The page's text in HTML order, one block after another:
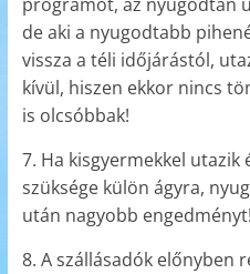
de aki a nyugodtabb
vissza a téli időjárástól,
kívül, hiszen ekkor nincs
is olcsóbbak!
7. Ha kisgyermekkel utazik
szüksége külön ágyra,
után nagyobb engedményt!
8. A szállásadók előnyben